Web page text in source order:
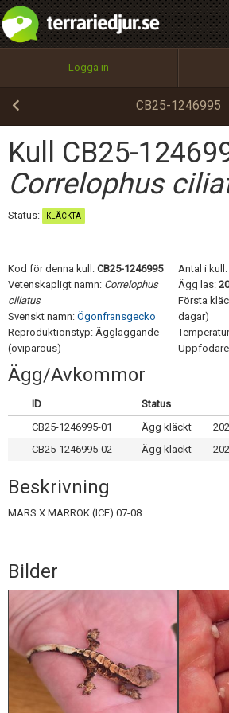
Logga in
CB25-1246995
Kull CB25-
Correlophus
Status: KLÄCKTA
Kod för denna kull: CB25-1246995
Vetenskapligt namn: Correlophus
ciliatus
Svenskt namn: Ögonfransgecko
Reproduktionstyp: Äggläggande
(oviparous)
Antal i kull:
Ägg las:
Första
dagar)
Ägg/Avkommor
ID Status
CB25-1246995-01
Ägg kläckt
CB25-1246995-02
Ägg kläckt
Beskrivning
MARS X MARROK (ICE) 07-08
Bilder
Utför
100%
OK
integritetspolicy
Namn:
Epost:
Användarnamn:
Terms of Service
Skapa konto
Begär nytt lösenord